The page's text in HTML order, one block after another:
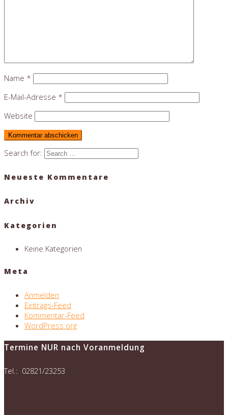
Name *
E-Mail-Adresse *
Website
Search for:
Neueste Kommentare
Archiv
Kategorien
Keine Kategorien
Meta
Anmelden
Eintrags-Feed
Kommentar-Feed
WordPress.org
Termine NUR nach Voranmeldung
Tel.: 02821/23253